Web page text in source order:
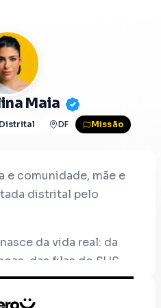
Maia
DF Missão
e comunidade, mãe e
distrital pelo
da vida real: da
das filas do SUS,
insegurança nas ruas
seriedade para a